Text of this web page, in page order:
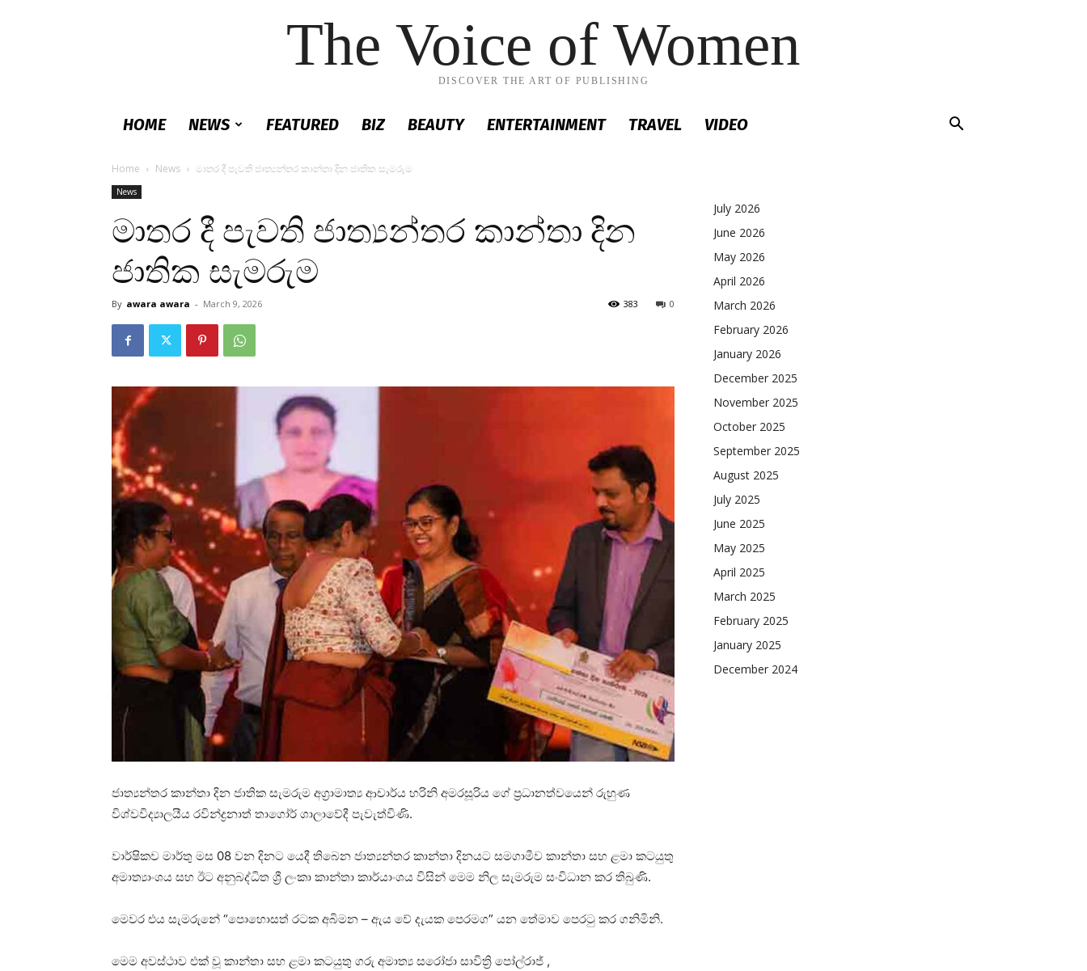
The Voice of Women
DISCOVER THE ART OF PUBLISHING
HOME NEWS FEATURED BIZ BEAUTY ENTERTAINMENT TRAVEL VIDEO
Home News මාතර දී පැවති ජාත්‍යන්තර කාන්තා දින ජාතික සැමරුම
News
මාතර දී පැවති ජාත්‍යන්තර කාන්තා දින
ජාතික සැමරුම
By awara awara - March 9, 2026 0
383
ජාත්‍යන්තර කාන්තා දින ජාතික සැමරුම අග්‍රාමාත්‍ය ආචාර්ය හරිනි අමරසූරිය ගේ ප්‍රධානත්වයෙන් රුහුණ
විශ්වවිද්‍යාලයීය රවින්ද්‍රනාත් තාගෝර් ශාලාවේදී පැවැත්විණි.
වාර්ෂිකව මාර්තු මස 08 වන දිනට යෙදී තිබෙන ජාත්‍යන්තර කාන්තා දිනයට සමගාමීව කාන්තා සහ ළමා කටයුතු
අමාත්‍යාංශය සහ ඊට අනුබද්ධිත ශ්‍රී ලංකා කාන්තා කාර්යාංශය විසින් මෙම නිල සැමරුම සංවිධාන කර තිබුණි.
මෙවර එය සැමරුනේ “පොහොසත් රටක අබිමන – ඇය වේ දැයක පෙරමග” යන තේමාව පෙරටු කර ගනිමිනි.
මෙම අවස්ථාව එක් වූ කාන්තා සහ ළමා කටයුතු ගරු අමාත්‍ය සරෝජා සාවිත්‍රි පෝල්රාජ් ,
July 2026
June 2026
May 2026
April 2026
March 2026
February 2026
January 2026
December 2025
November 2025
October 2025
September 2025
August 2025
July 2025
June 2025
May 2025
April 2025
March 2025
February 2025
January 2025
December 2024